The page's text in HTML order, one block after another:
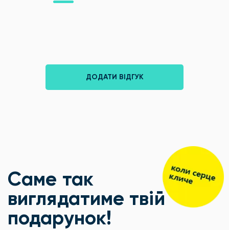
ДОДАТИ ВІДГУК
Саме так
виглядатиме твій
подарунок!